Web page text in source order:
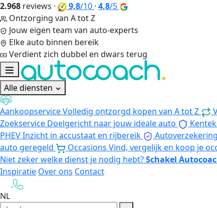
2.968 reviews · 9,8/10 · 4,8/5
Ontzorging van A tot Z
Jouw eigen team van auto-experts
Elke auto binnen bereik
Verdient zich dubbel en dwars terug
Alle diensten
AankoopserviceVolledig ontzorgd kopen van A tot Z
Zoekservice Doelgericht naar jouw ideale auto
PHEVInzicht in accustaat en rijbereik Autoverzekering
auto geregeld
Occasions Vind, vergelijk en koop je
Niet zeker welke dienst je nodig hebt?Schakel
Inspiratie Over ons Contact
NL